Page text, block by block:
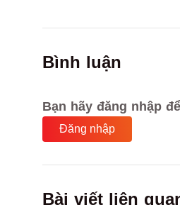
Bình luận
Bạn hãy đăng nhập
Đăng nhập
Bài viết liên